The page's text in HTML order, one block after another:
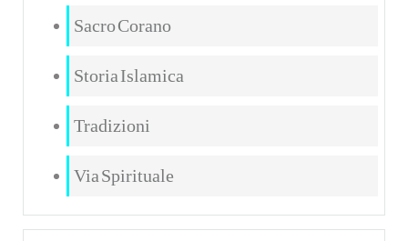
Sacro Corano
Storia Islamica
Tradizioni
Via Spirituale